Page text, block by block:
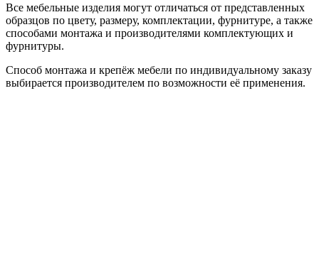
Все мебельные изделия могут отличаться от представленных
образцов по цвету, размеру, комплектации, фурнитуре, а также
способами монтажа и производителями комплектующих и
фурнитуры.
Способ монтажа и крепёж мебели по индивидуальному заказу
выбирается производителем по возможности её применения.